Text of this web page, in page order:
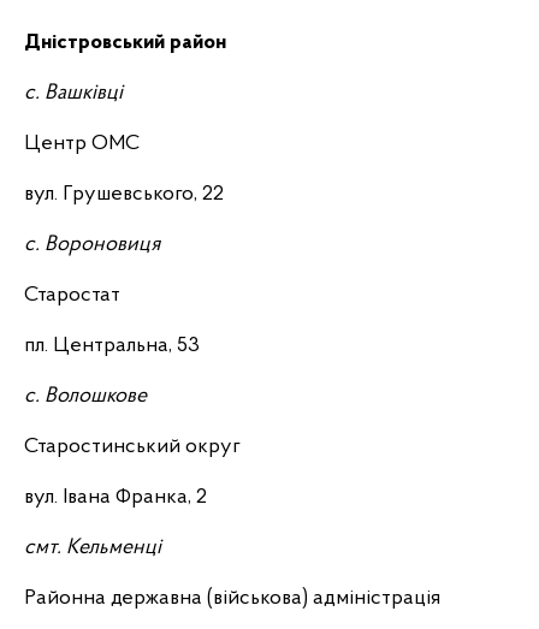
Дністровський район
с. Вашківці
Центр ОМС
вул. Грушевського, 22
с. Вороновиця
Старостат
пл. Центральна, 53
с. Волошкове
Старостинський округ
вул. Івана Франка, 2
смт. Кельменці
Районна державна (військова) адміністрація